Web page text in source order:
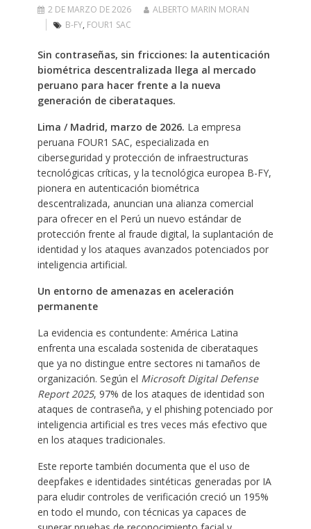
2 DE MARZO DE 2026
ALBERTO MARIN MORAN
B-FY, FOUR1 SAC
Sin contraseñas, sin fricciones: la autenticación
biométrica descentralizada llega al mercado
peruano para hacer frente a la nueva
generación de ciberataques.
Lima / Madrid, marzo de 2026. La empresa
peruana FOUR1 SAC, especializada en
ciberseguridad y protección de infraestructuras
tecnológicas críticas, y la tecnológica europea B-FY,
pionera en autenticación biométrica
descentralizada, anuncian una alianza comercial
para ofrecer en el Perú un nuevo estándar de
protección frente al fraude digital, la suplantación de
identidad y los ataques avanzados potenciados por
inteligencia artificial.
Un entorno de amenazas en aceleración
permanente
La evidencia es contundente: América Latina
enfrenta una escalada sostenida de ciberataques
que ya no distingue entre sectores ni tamaños de
organización. Según el Microsoft Digital Defense
Report 2025, 97% de los ataques de identidad son
ataques de contraseña, y el phishing potenciado por
inteligencia artificial es tres veces más efectivo que
en los ataques tradicionales.
Este reporte también documenta que el uso de
deepfakes e identidades sintéticas generadas por IA
para eludir controles de verificación creció un 195%
en todo el mundo, con técnicas ya capaces de